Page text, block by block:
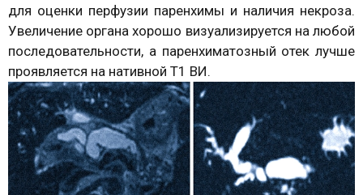
для оценки перфузии паренхимы и наличия некроза.
Увеличение органа хорошо визуализируется на любой
последовательности, а паренхиматозный отек лучше
проявляется на нативной T1 ВИ.